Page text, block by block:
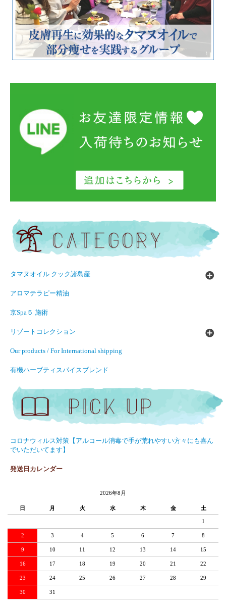
タマヌオイル クック諸島産
アロマテラピー精油
京Spa５ 施術
リゾートコレクション
Our products / For International shipping
有機ハーブティスパイスブレンド
コロナウィルス対策【アルコール消毒で手が荒れやすい方々にも喜ん
でいただいてます】
発送日カレンダー
2026年8月
日 月 火 水 木 金 土
1
2 3 4 5 6 7 8
9 10 11 12 13 14 15
16 17 18 19 20 21 22
23 24 25 26 27 28 29
30 31